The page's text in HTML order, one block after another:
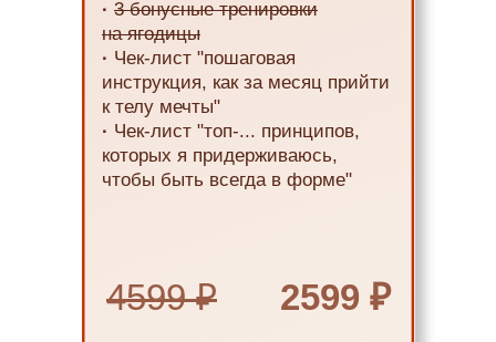
4599 ₽ 2599 ₽
· 3 бонусные тренировки
на ягодицы
· Чек-лист "пошаговая
инструкция, как за месяц прийти
к телу мечты"
· Чек-лист "топ-... принципов,
которых я придерживаюсь,
чтобы быть всегда в форме"